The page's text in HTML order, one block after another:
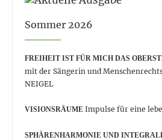
Sommer 2026
FREIHEIT IST FÜR MICH DAS
mit der Sängerin und
NEIGEL
VISIONSRÄUME Impulse für eine
SPHÄRENHARMONIE UND